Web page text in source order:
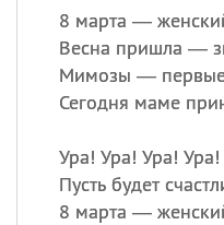
8 марта —
Весна пришла —
Мимозы —
Сегодня маме
Ура! Ура! Ура! Ура!
Пусть будет
8 марта —